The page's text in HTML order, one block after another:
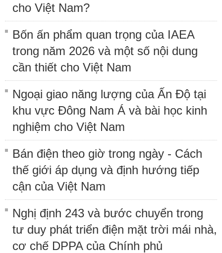
cho Việt Nam?
Bốn ấn phẩm quan trọng của IAEA
trong năm 2026 và một số nội dung
cần thiết cho Việt Nam
Ngoại giao năng lượng của Ấn Độ tại
khu vực Đông Nam Á và bài học kinh
nghiệm cho Việt Nam
Bán điện theo giờ trong ngày - Cách
thế giới áp dụng và định hướng tiếp
cận của Việt Nam
Nghị định 243 và bước chuyển trong
tư duy phát triển điện mặt trời mái nhà,
cơ chế DPPA của Chính phủ